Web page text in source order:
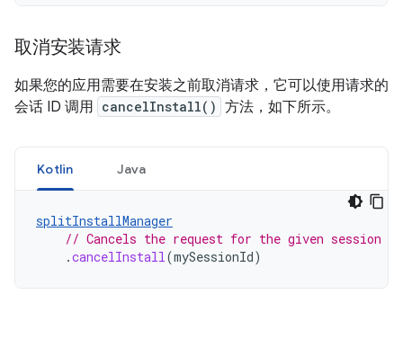
取消安装请求
如果您的应用需要在安装之前取消请求，它可以使用请求的
会话 ID 调用 cancelInstall() 方法，如下所示。
Kotlin Java
splitInstallManager
// Cancels the request for the given session
.cancelInstall(mySessionId)